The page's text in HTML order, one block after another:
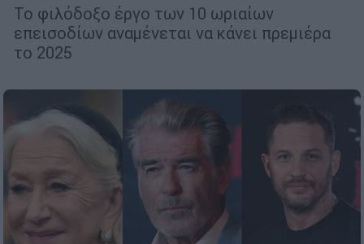
Το φιλόδοξο έργο των 10 ωριαίων
επεισοδίων αναμένεται να κάνει πρεμιέρα
το 2025